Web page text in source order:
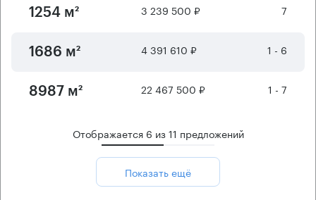
1254 м² 3 239 500 ₽ 7
1686 м² 4 391 610 ₽ 1 - 6
8987 м² 22 467 500 ₽ 1 - 7
Отображается 6 из11 предложений
Показать ещё